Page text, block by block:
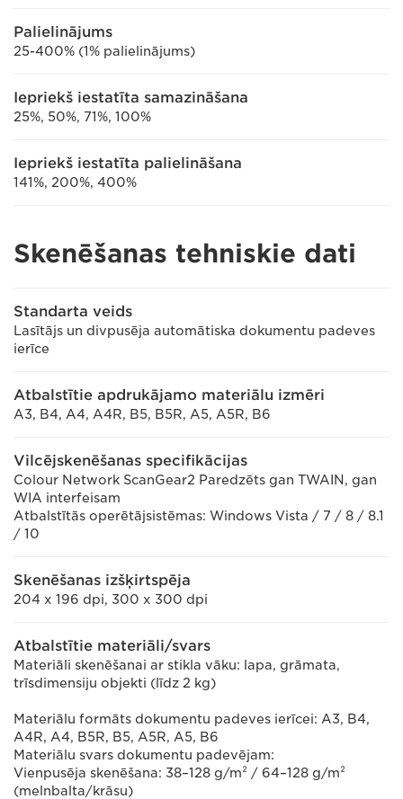
Palielinājums
25-400% (1% palielinājums)
Iepriekš iestatīta samazināšana
25%, 50%, 71%, 100%
Iepriekš iestatīta palielināšana
141%, 200%, 400%
Skenēšanas tehniskie dati
Standarta veids
Lasītājs un divpusēja automātiska dokumentu padeves
ierīce
Atbalstītie apdrukājamo materiālu izmēri
A3, B4, A4, A4R, B5, B5R, A5, A5R, B6
Vilcējskenēšanas specifikācijas
Colour Network ScanGear2 Paredzēts gan TWAIN, gan
WIA interfeisam
Atbalstītās operētājsistēmas: Windows Vista / 7 / 8 / 8.1
/ 10
Skenēšanas izšķirtspēja
204 x 196 dpi, 300 x 300 dpi
Atbalstītie materiāli/svars
Materiāli skenēšanai ar stikla vāku: lapa, grāmata,
trīsdimensiju objekti (līdz 2 kg)
Materiālu formāts dokumentu padeves ierīcei: A3, B4,
A4R, A4, B5R, B5, A5R, A5, B6
Materiālu svars dokumentu padevējam:
Vienpusēja skenēšana: 38–128 g/m² / 64–128 g/m²
(melnbalta/krāsu)